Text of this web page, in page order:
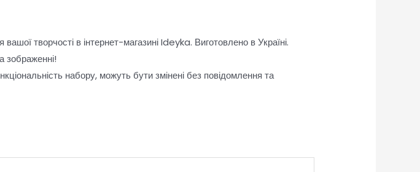
творчості в інтернет-магазині Ideyka. Виготовлено в Україні.
зображенні!
набору, можуть бути змінені без повідомлення та